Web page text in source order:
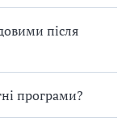
після
програми?